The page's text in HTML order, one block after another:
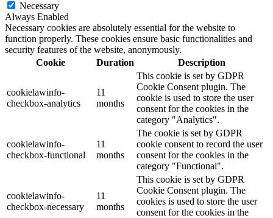
Necessary
Always Enabled
Necessary cookies are absolutely essential for the website to
function properly. These cookies ensure basic functionalities and
security features of the website, anonymously.
Cookie
Duration Description
cookielawinfo-
checkbox-analytics
11
months
This cookie is set by GDPR
Cookie Consent plugin. The
cookie is used to store the user
consent for the cookies in the
category "Analytics".
cookielawinfo-
checkbox-functional
11
months
The cookie is set by GDPR
cookie consent to record the user
consent for the cookies in the
category "Functional".
cookielawinfo-
checkbox-necessary
11
months
This cookie is set by GDPR
Cookie Consent plugin. The
cookies is used to store the user
consent for the cookies in the